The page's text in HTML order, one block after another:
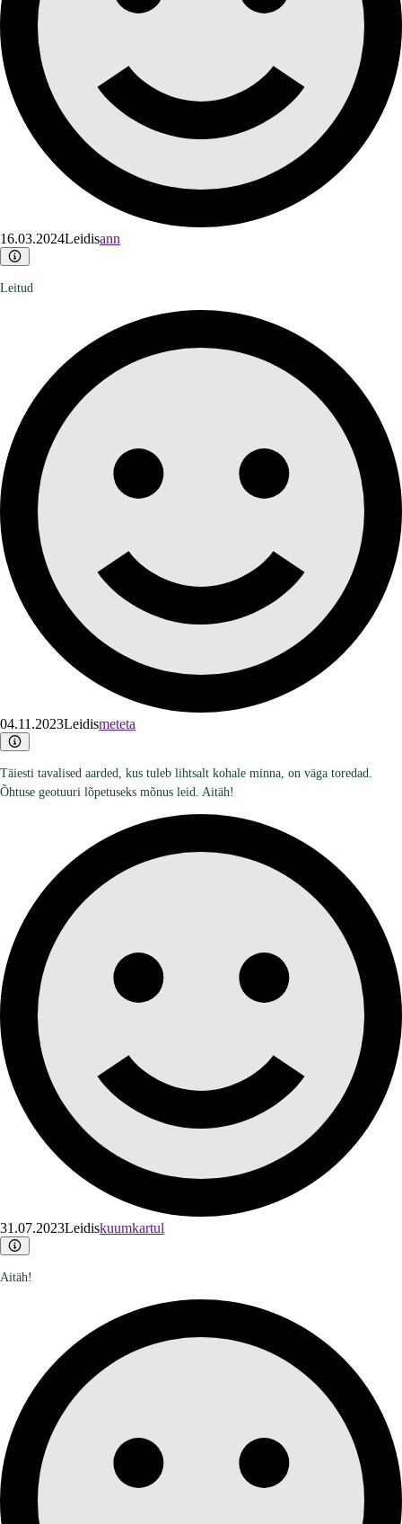
16.03.2024Leidisann
Leitud
04.11.2023Leidismeteta
Täiesti tavalised aarded, kus tuleb lihtsalt kohale minna, on väga toredad.
Õhtuse geotuuri lõpetuseks mõnus leid. Aitäh!
31.07.2023Leidiskuumkartul
Aitäh!